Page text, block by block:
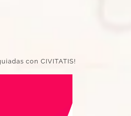
con CIVITATIS!